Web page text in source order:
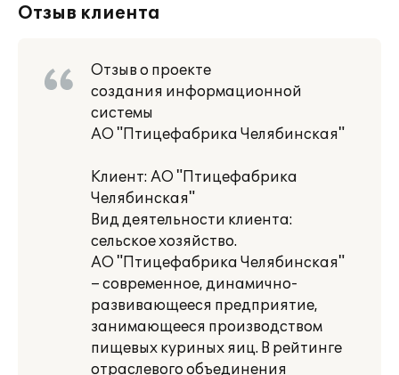
Отзыв клиента
Отзыв о проекте
создания информационной
системы
АО "Птицефабрика Челябинская"
Клиент: АО "Птицефабрика
Челябинская"
Вид деятельности клиента:
сельское хозяйство.
АО "Птицефабрика Челябинская"
– современное, динамично-
развивающееся предприятие,
занимающееся производством
пищевых куриных яиц. В рейтинге
отраслевого объединения